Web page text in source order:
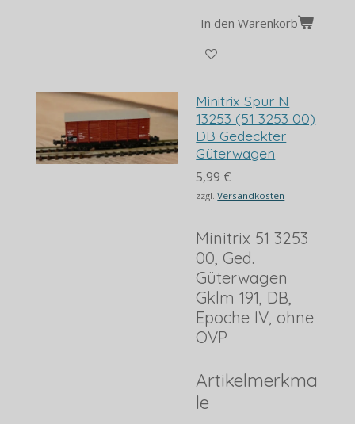
In den Warenkorb
Minitrix Spur N
13253 (51 3253 00)
DB Gedeckter
Güterwagen
5,99 €
zzgl.Versandkosten
Minitrix 51 3253
00, Ged.
Güterwagen
Gklm 191, DB,
Epoche IV, ohne
OVP
Artikelmerkma
le